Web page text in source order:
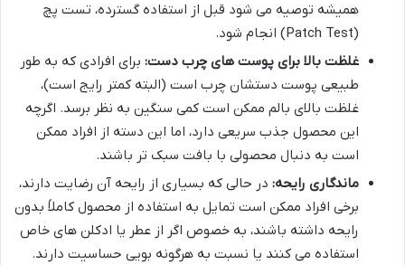
همیشه توصیه می شود قبل از استفاده گسترده، تست پچ
(Patch Test) انجام شود.
غلظت بالا برای پوست های چرب دست: برای افرادی که به طور
طبیعی پوست دستشان چرب است (البته کمتر رایج است)،
غلظت بالای بالم ممکن است کمی سنگین به نظر برسد. اگرچه
این محصول جذب سریعی دارد، اما این دسته از افراد ممکن
است به دنبال محصولی با بافت سبک تر باشند.
ماندگاری رایحه: در حالی که بسیاری از رایحه آن رضایت دارند،
برخی افراد ممکن است تمایل به استفاده از محصول کاملاً بدون
رایحه داشته باشند، به خصوص اگر از عطر یا ادکلن های خاص
استفاده می کنند یا نسبت به هرگونه بویی حساسیت دارند.